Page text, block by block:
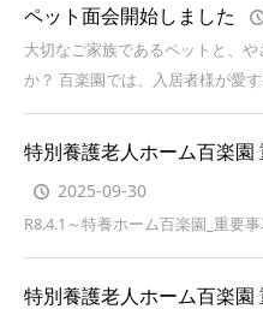
ペット面会開始しました
大切なご家族であるペットと、
か？ 百楽園では、入居者様が愛
特別養護老人ホーム百楽園
2025-09-30
R8.4.1～特養ホーム百楽園_重要
特別養護老人ホーム百楽園